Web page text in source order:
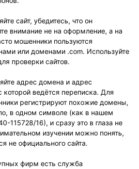
сайт, убедитесь, что он
внимание не на оформление, а на
мошенники пользуются
или доменами .com. Используйте
проверки сайтов.
адрес домена и адрес
которой ведётся переписка. Для
регистрируют похожие домены,
в одном символе (как в нашем
115728/16), и сразу это в глаза не
изучении можно понять,
не официального сайта.
фирм есть служба